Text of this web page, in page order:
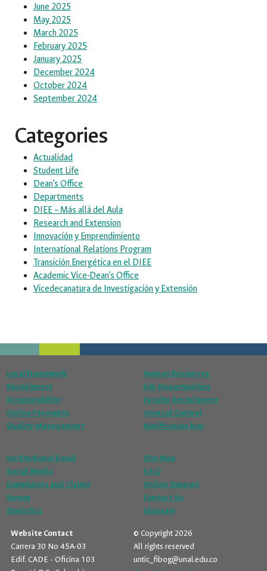
June 2025
May 2025
March 2025
February 2025
January 2025
December 2024
October 2024
September 2024
Categories
Actualidad
Student Life
Dean’s Office
Departments
DIEE – Más allá del Aula
Research and Extension
Innovación y Emprendimiento
International Relations Program
Transición Energética en el DIEE
Academic Vice-Dean’s Office
Vicedecanatura de Investigación y Extensión
Legal Framework
Recruitment
Accountability
Online Payments
Quality Management
Human Resources
Job Opportunities
Faculty Recruitment
Internal Control
Notification box
Institutional Email
Social Media
Complaints and Claims
Survey
Statistics
Site Map
F.A.Q
Online Support
Contact Us
Glossary
Website Contact
Carrera 30 No 45A-03
Edif. CADE - Oficina 103
© Copyright 2026
All rights reserved
untic_fibog@unal.edu.co